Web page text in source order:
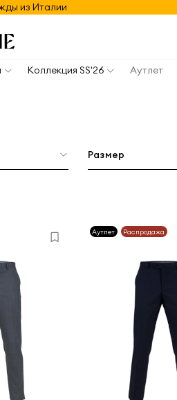
из Италии
Коллекция SS'26 Аутлет
Размер
Аутлет Распродажа